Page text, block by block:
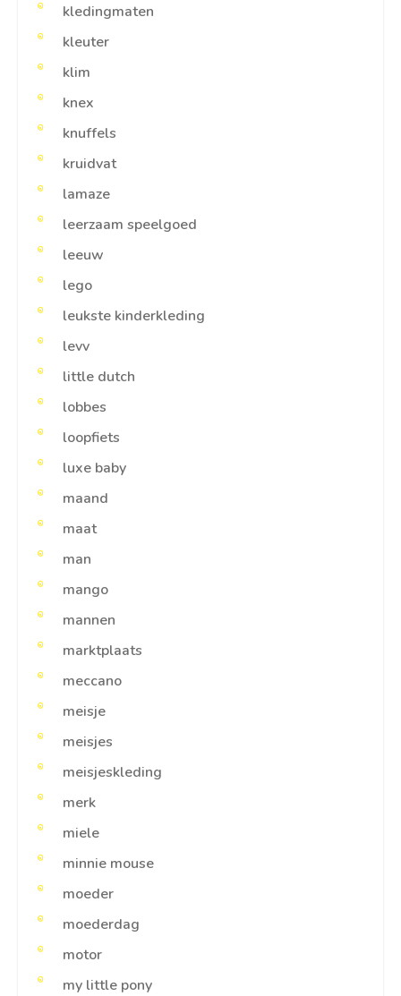
kledingmaten
kleuter
klim
knex
knuffels
kruidvat
lamaze
leerzaam speelgoed
leeuw
lego
leukste kinderkleding
levv
little dutch
lobbes
loopfiets
luxe baby
maand
maat
man
mango
mannen
marktplaats
meccano
meisje
meisjes
meisjeskleding
merk
miele
minnie mouse
moeder
moederdag
motor
my little pony